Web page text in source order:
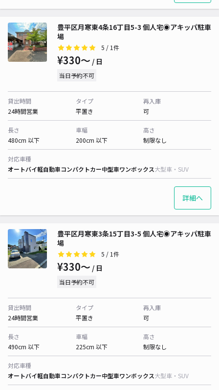
豊平区月寒東4条16丁目5-3 個人宅◉アキッパ駐車
場
5 / 1件
¥330〜 / 日
当日予約不可
貸出時間
24時間営業
タイプ
平置き
再入庫
可
長さ
480cm 以下
車幅
200cm 以下
高さ
制限なし
対応車種
オートバイ軽自動車コンパクトカー中型車ワンボックス大型車・SUV
詳細へ
豊平区月寒東3条15丁目3-5 個人宅◉アキッパ駐車
場
5 / 1件
¥330〜 / 日
当日予約不可
貸出時間
24時間営業
タイプ
平置き
再入庫
可
長さ
490cm 以下
車幅
225cm 以下
高さ
制限なし
対応車種
オートバイ軽自動車コンパクトカー中型車ワンボックス大型車・SUV